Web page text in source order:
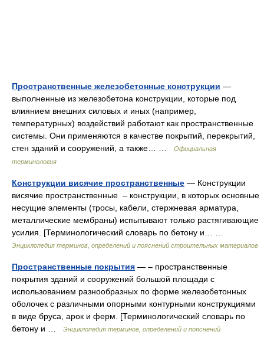
Пространственные железобетонные конструкции —
выполненные из железобетона конструкции, которые под
влиянием внешних силовых и иных (например,
температурных) воздействий работают как пространственные
системы. Они применяются в качестве покрытий, перекрытий,
стен зданий и сооружений, а также… …
Официальная
терминология
Конструкции висячие пространственные — Конструкции
висячие пространственные – конструкции, в которых основные
несущие элементы (тросы, кабели, стержневая арматура,
металлические мембраны) испытывают только растягивающие
усилия. [Терминологический словарь по бетону и… …
Энциклопедия терминов, определений и пояснений строительных материалов
Пространственные покры­тия — – пространственные
покрытия зданий и сооружений большой площади с
использованием разнообразных по форме железобетонных
оболочек с различными опорными контурными конструкциями
в виде бруса, арок и ферм. [Терминологический словарь по
бетону и …
Энциклопедия терминов, определений и пояснений